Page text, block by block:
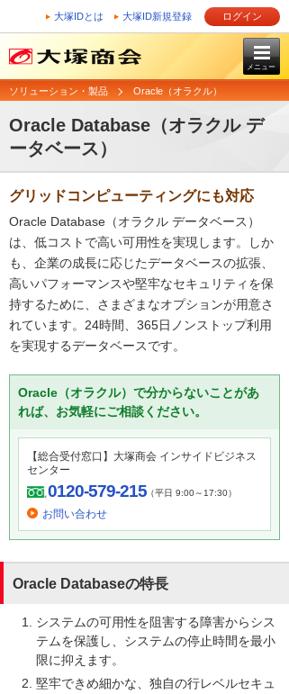
大塚IDとは 大塚ID新規登録 ログイン
メニュー
ソリューション・製品 Oracle（オラクル）
Oracle Database（オラクル デ
ータベース）
グリッドコンピューティングにも対応
Oracle Database（オラクル データベース）
は、低コストで高い可用性を実現します。しか
も、企業の成長に応じたデータベースの拡張、
高いパフォーマンスや堅牢なセキュリティを保
持するために、さまざまなオプションが用意さ
れています。24時間、365日ノンストップ利用
を実現するデータベースです。
Oracle（オラクル）で分からないことがあ
れば、お気軽にご相談ください。
【総合受付窓口】大塚商会 インサイドビジネス
センター
0120-579-215（平日 9:00～17:30）
お問い合わせ
Oracle Databaseの特長
システムの可用性を阻害する障害からシス
テムを保護し、システムの停止時間を最小
限に抑えます。
堅牢できめ細かな、独自の行レベルセキュ